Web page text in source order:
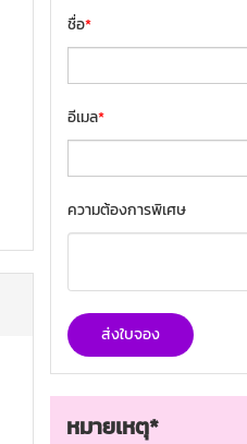
ชื่อ*
อีเมล*
ความต้องการพิเศษ
ส่งใบจอง
หมายเหตุ*